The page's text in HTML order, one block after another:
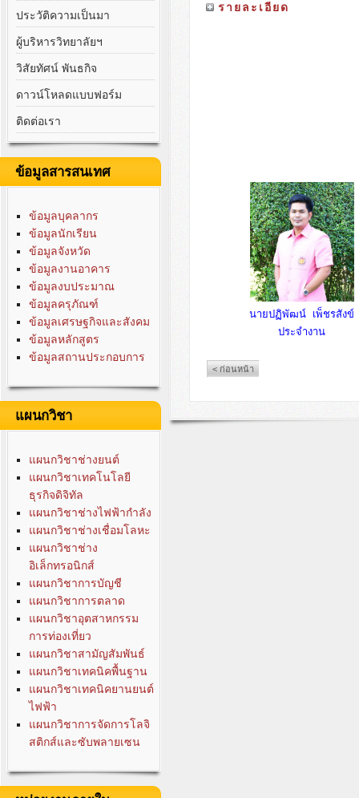
ประวัติความเป็นมา
ผู้บริหารวิทยาลัยฯ
วิสัยทัศน์ พันธกิจ
ดาวน์โหลดแบบฟอร์ม
ติดต่อเรา
ข้อมูลสารสนเทศ
ข้อมูลบุคลากร
ข้อมูลนักเรียน
ข้อมูลจังหวัด
ข้อมูลงานอาคาร
ข้อมูลงบประมาณ
ข้อมูลครุภัณฑ์
ข้อมูลเศรษฐกิจและสังคม
ข้อมูลหลักสูตร
ข้อมูลสถานประกอบการ
แผนกวิชา
แผนกวิชาช่างยนต์
แผนกวิชาเทคโนโลยี
ธุรกิจดิจิทัล
แผนกวิชาช่างไฟฟ้ากำลัง
แผนกวิชาช่างเชื่อมโลหะ
แผนกวิชาช่าง
อิเล็กทรอนิกส์
แผนกวิชาการบัญชี
แผนกวิชาการตลาด
แผนกวิชาอุตสาหกรรม
การท่องเที่ยว
แผนกวิชาสามัญสัมพันธ์
แผนกวิชาเทคนิคพื้นฐาน
แผนกวิชาเทคนิคยานยนต์
ไฟฟ้า
แผนกวิชาการจัดการโลจิ
สติกส์และซับพลายเซน
รายละเอียด
นายปฏิพัฒน์ เพ็ชรสังข์
ประจำงาน
< ก่อนหน้า